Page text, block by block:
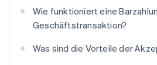
Wie funktioniert eine
Geschäftstransaktion?
Was sind die Vorteile der